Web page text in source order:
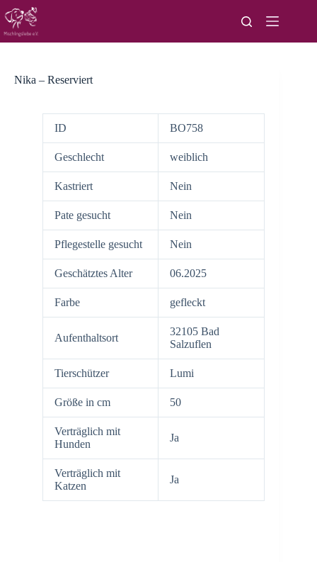
Zum
Inhalt
springen
Nika – Reserviert
ID BO758
Geschlecht weiblich
Kastriert Nein
Pate gesucht Nein
Pflegestelle gesucht Nein
Geschätztes Alter 06.2025
Farbe gefleckt
Aufenthaltsort
32105 Bad
Salzuflen
Tierschützer Lumi
Größe in cm 50
Verträglich mit
Hunden
Ja
Verträglich mit
Katzen
Ja